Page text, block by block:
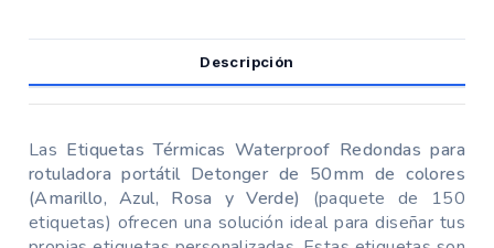
Descripción
Las Etiquetas Térmicas Waterproof Redondas para
rotuladora portátil Detonger de 50mm de colores
(Amarillo, Azul, Rosa y Verde) (paquete de 150
etiquetas) ofrecen una solución ideal para diseñar tus